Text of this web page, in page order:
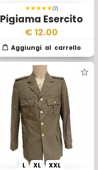
(2)
Pigiama Esercito
Italiano
€ 12.00
L XL XXL